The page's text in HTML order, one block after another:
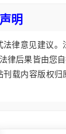
明
律意见建议
律后果皆由您
载内容版权